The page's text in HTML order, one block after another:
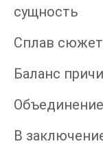
сущность
Сплав
Баланс
В